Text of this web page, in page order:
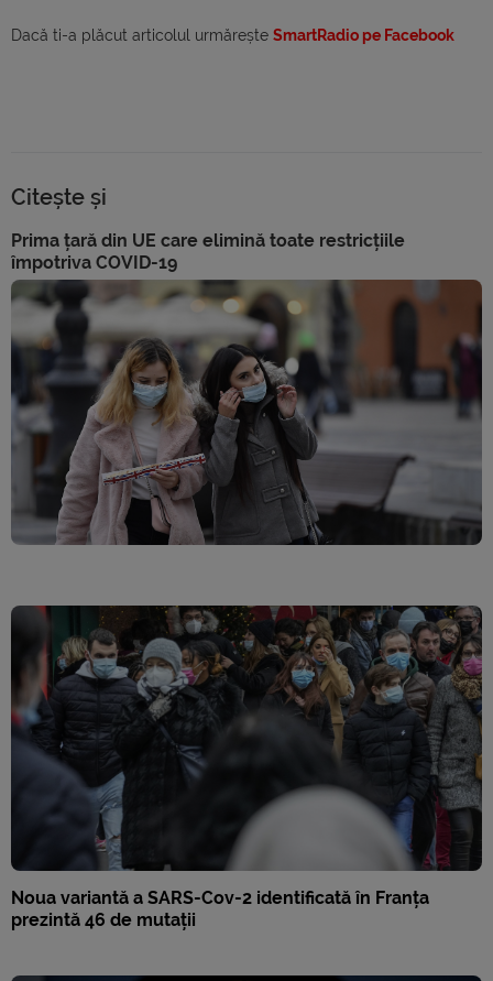
Dacă ti-a plăcut articolul urmărește SmartRadio pe Facebook
Citește și
Prima țară din UE care elimină toate restricțiile
împotriva COVID-19
Noua variantă a SARS-Cov-2 identificată în Franța
prezintă 46 de mutații